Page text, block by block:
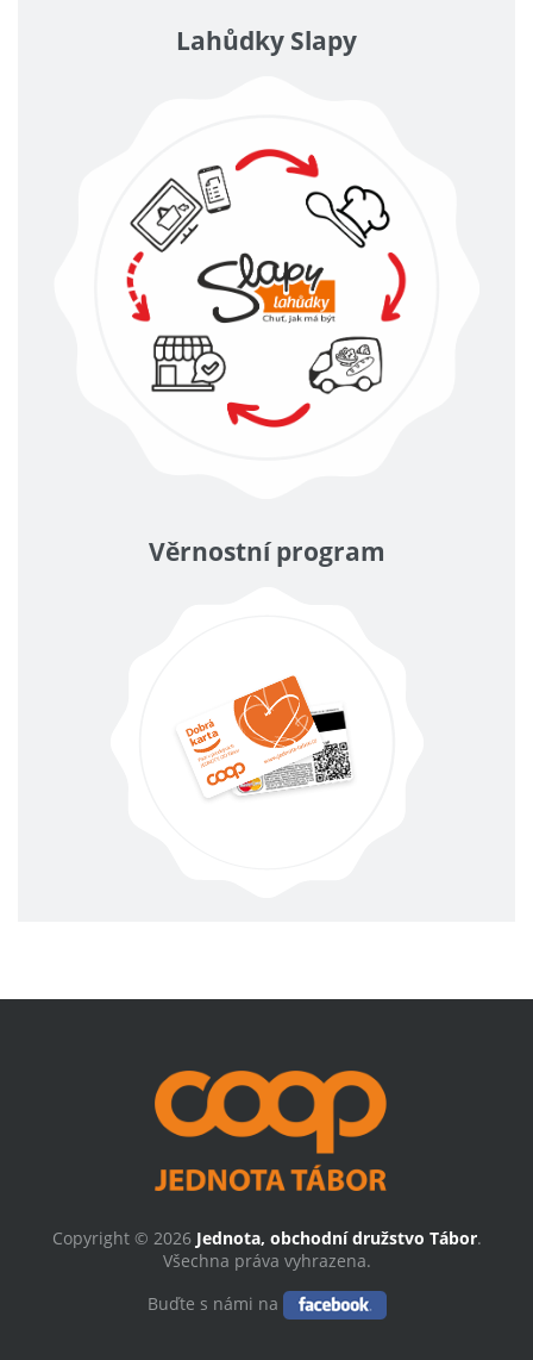
Lahůdky Slapy
Věrnostní program
Copyright © 2026 Jednota, obchodní družstvo Tábor.
Všechna práva vyhrazena.
Buďte s námi na